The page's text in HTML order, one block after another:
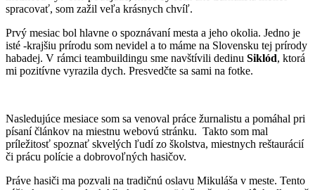
spracovať, som zažil veľa krásnych chvíľ.
Prvý mesiac bol hlavne o spoznávaní mesta a jeho okolia. Jedno je
isté -krajšiu prírodu som nevidel a to máme na Slovensku tej prírody
habadej. V rámci teambuildingu sme navštívili dedinu Siklód, ktorá
mi pozitívne vyrazila dych. Presvedčte sa sami na fotke.
Nasledujúce mesiace som sa venoval práce žurnalistu a pomáhal pri
písaní článkov na miestnu webovú stránku. Takto som mal
príležitosť spoznať skvelých ľudí zo školstva, miestnych reštaurácií
či prácu polície a dobrovoľných hasičov.
Práve hasiči ma pozvali na tradičnú oslavu Mikuláša v meste. Tento